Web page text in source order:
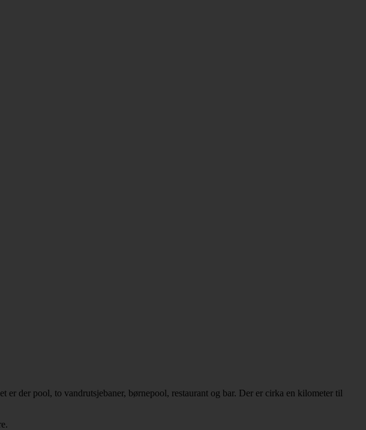
der pool, to vandrutsjebaner, børnepool, restaurant og bar. Der er cirka en kilometer til